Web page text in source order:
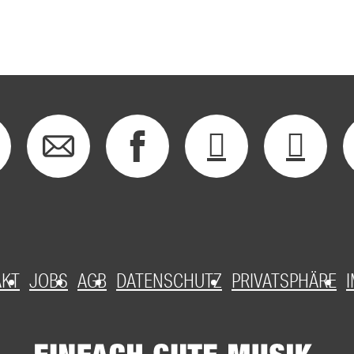
JOBS AGB DATENSCHUTZ PRIVATSPHÄRE